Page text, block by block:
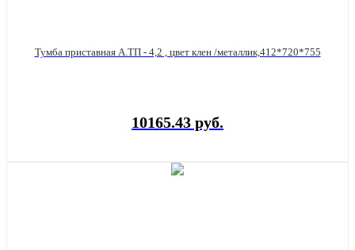
Тумба приставная А.ТП - 4,2 , цвет клен /металлик,412*720*755
10165.43 руб.